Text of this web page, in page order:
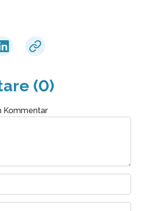
(0)
Kommentar